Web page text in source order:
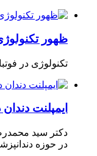
ظهور
تکنولوژی در
ایمپلنت
دکتر سید
در حوزه